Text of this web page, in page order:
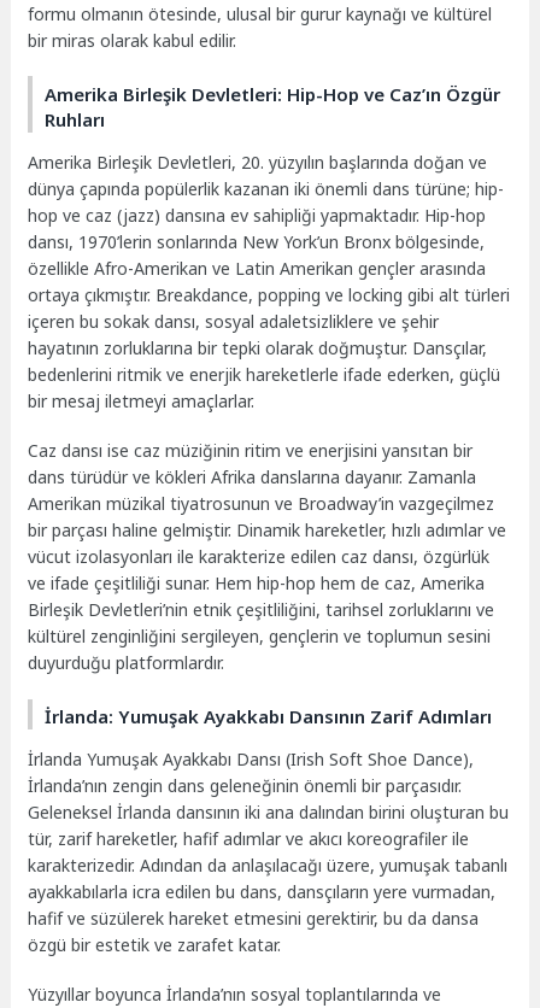
formu olmanın ötesinde, ulusal bir gurur kaynağı ve kültürel
bir miras olarak kabul edilir.
Amerika Birleşik Devletleri: Hip-Hop ve Caz’ın Özgür
Ruhları
Amerika Birleşik Devletleri, 20. yüzyılın başlarında doğan ve
dünya çapında popülerlik kazanan iki önemli dans türüne; hip-
hop ve caz (jazz) dansına ev sahipliği yapmaktadır. Hip-hop
dansı, 1970’lerin sonlarında New York’un Bronx bölgesinde,
özellikle Afro-Amerikan ve Latin Amerikan gençler arasında
ortaya çıkmıştır. Breakdance, popping ve locking gibi alt türleri
içeren bu sokak dansı, sosyal adaletsizliklere ve şehir
hayatının zorluklarına bir tepki olarak doğmuştur. Dansçılar,
bedenlerini ritmik ve enerjik hareketlerle ifade ederken, güçlü
bir mesaj iletmeyi amaçlarlar.
Caz dansı ise caz müziğinin ritim ve enerjisini yansıtan bir
dans türüdür ve kökleri Afrika danslarına dayanır. Zamanla
Amerikan müzikal tiyatrosunun ve Broadway’in vazgeçilmez
bir parçası haline gelmiştir. Dinamik hareketler, hızlı adımlar ve
vücut izolasyonları ile karakterize edilen caz dansı, özgürlük
ve ifade çeşitliliği sunar. Hem hip-hop hem de caz, Amerika
Birleşik Devletleri’nin etnik çeşitliliğini, tarihsel zorluklarını ve
kültürel zenginliğini sergileyen, gençlerin ve toplumun sesini
duyurduğu platformlardır.
İrlanda: Yumuşak Ayakkabı Dansının Zarif Adımları
İrlanda Yumuşak Ayakkabı Dansı (Irish Soft Shoe Dance),
İrlanda’nın zengin dans geleneğinin önemli bir parçasıdır.
Geleneksel İrlanda dansının iki ana dalından birini oluşturan bu
tür, zarif hareketler, hafif adımlar ve akıcı koreografiler ile
karakterizedir. Adından da anlaşılacağı üzere, yumuşak tabanlı
ayakkabılarla icra edilen bu dans, dansçıların yere vurmadan,
hafif ve süzülerek hareket etmesini gerektirir, bu da dansa
özgü bir estetik ve zarafet katar.
Yüzyıllar boyunca İrlanda’nın sosyal toplantılarında ve